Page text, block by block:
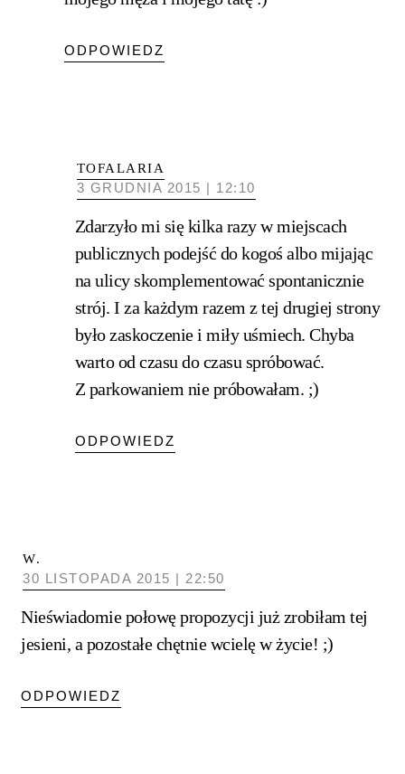
ODPOWIEDZ
TOFALARIA
3 GRUDNIA 2015 | 12:10
Zdarzyło mi się kilka razy w miejscach
publicznych podejść do kogoś albo mijając
na ulicy skomplementować spontanicznie
strój. I za każdym razem z tej drugiej strony
było zaskoczenie i miły uśmiech. Chyba
warto od czasu do czasu spróbować.
Z parkowaniem nie próbowałam. ;)
ODPOWIEDZ
W.
30 LISTOPADA 2015 | 22:50
Nieświadomie połowę propozycji już zrobiłam tej
jesieni, a pozostałe chętnie wcielę w życie! ;)
ODPOWIEDZ